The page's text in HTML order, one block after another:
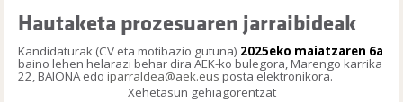
Hautaketa prozesuaren jarraibideak
Kandidaturak (CV eta motibazio gutuna) 2025eko maiatzaren 6a
baino lehen helarazi behar dira AEK-ko bulegora, Marengo karrika
22, BAIONAedo iparraldea@aek.eus posta elektronikora.
Xehetasun gehiagorentzat